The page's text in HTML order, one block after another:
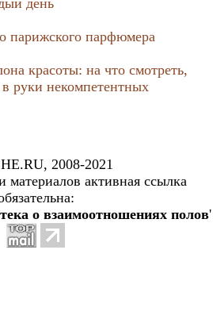
день
парижского парфюмера
красоты: на что смотреть,
руки некомпетентных
2008-2021
материалов активная ссылка
о взаимоотношениях полов'